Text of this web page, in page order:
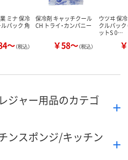
ミナ 保冷
パック 角
～（税込）
保冷剤 キャッチクール
CH トライ・カンパニー
￥58～（税込）
ウツヰ 保
クルパック
ットS 0…
ジャー用品のカテゴ
ンスポンジ/キッチン